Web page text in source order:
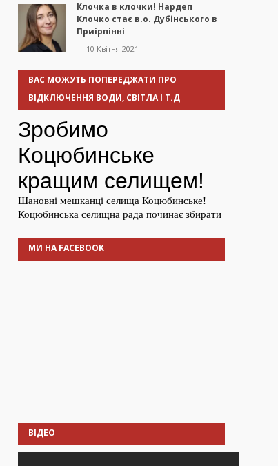
Клочка в клочки! Нардеп
Клочко стає в.о. Дубінського в
Приірпінні
— 10 Квітня 2021
ВАС МОЖУТЬ ПОПЕРЕДЖАТИ ПРО
ВІДКЛЮЧЕННЯ ВОДИ, СВІТЛА І Т.Д
МИ НА FACEBOOK
ВІДЕО